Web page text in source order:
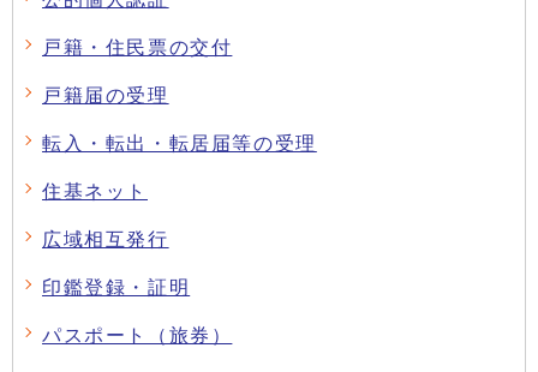
戸籍・住民票の交付
戸籍届の受理
転入・転出・転居届等の受理
住基ネット
広域相互発行
印鑑登録・証明
パスポート（旅券）